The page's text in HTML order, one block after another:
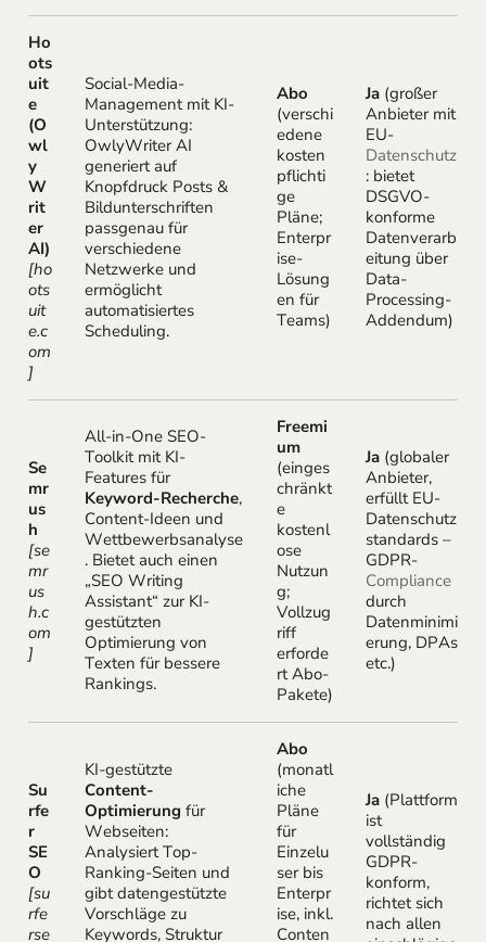
Ho
ots
uit
e
(O
wl
y
W
rit
er
AI)
[ho
ots
uit
e.c
om
]
Social-Media-
Management mit KI-
Unterstützung:
OwlyWriter AI
generiert auf
Knopfdruck Posts &
Bildunterschriften
passgenau für
verschiedene
Netzwerke und
ermöglicht
automatisiertes
Scheduling.
Abo
(verschi
edene
kosten
pflichti
ge
Pläne;
Enterpr
ise-
Lösung
en für
Teams)
Ja(großer
Anbieter mit
EU-
Datenschutz
: bietet
DSGVO-
konforme
Datenverarb
eitung über
Data-
Processing-
Addendum)
Se
mr
us
h
[se
mr
us
h.c
om
]
All-in-One SEO-
Toolkit mit KI-
Features für
Keyword-Recherche,
Content-Ideen und
Wettbewerbsanalyse
. Bietet auch einen
„SEO Writing
Assistant“ zur KI-
gestützten
Optimierung von
Texten für bessere
Rankings.
Freemi
um
(einges
chränkt
e
kostenl
ose
Nutzun
g;
Vollzug
riff
erforde
rt Abo-
Pakete)
Ja(globaler
Anbieter,
erfüllt EU-
Datenschutz
standards –
GDPR-
Compliance
durch
Datenminimi
erung, DPAs
etc.)
Su
rfe
r
SE
O
[su
rfe
rse
KI-gestützte
Content-
Optimierung für
Webseiten:
Analysiert Top-
Ranking-Seiten und
gibt datengestützte
Vorschläge zu
Keywords, Struktur
Abo
(monatl
iche
Pläne
für
Einzelu
ser bis
Enterpr
ise, inkl.
Conten
Ja(Plattform
ist
vollständig
GDPR-
konform,
richtet sich
nach allen